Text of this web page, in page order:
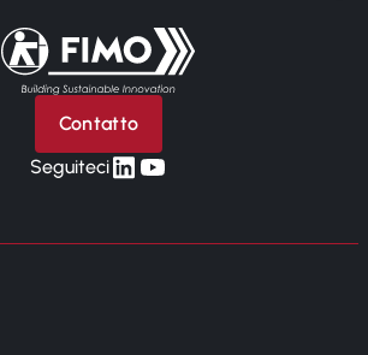
Torna alla pagina iniziale
Contatto
Seguitecilinkedin
yt